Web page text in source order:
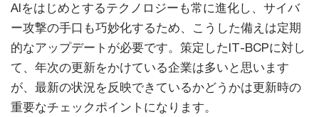
AIをはじめとするテクノロジーも常に進化し、サイバ
ー攻撃の手口も巧妙化するため、こうした備えは定期
的なアップデートが必要です。策定したIT-BCPに対し
て、年次の更新をかけている企業は多いと思います
が、最新の状況を反映できているかどうかは更新時の
重要なチェックポイントになります。